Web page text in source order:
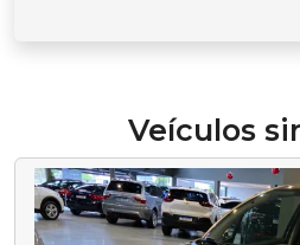
Veículos